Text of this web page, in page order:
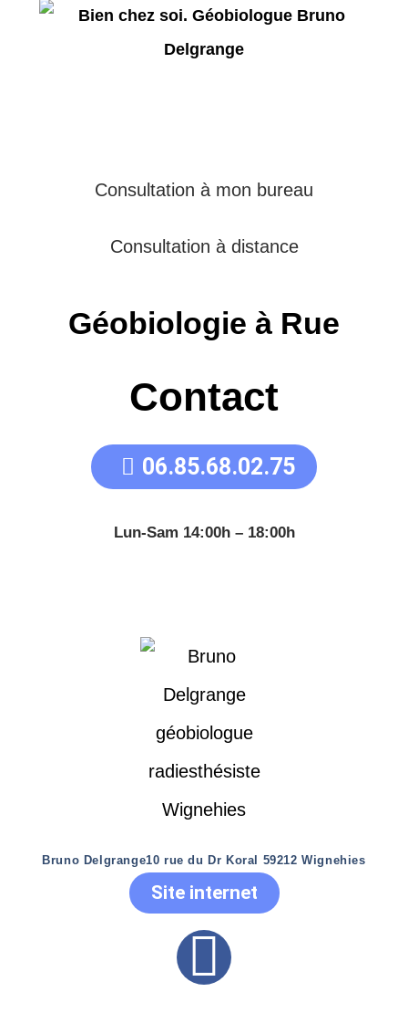
Consultation à mon bureau
Consultation à distance
Géobiologie à Rue
Contact
06.85.68.02.75
Lun-Sam 14:00h – 18:00h
Bruno Delgrange10 rue du Dr Koral 59212 Wignehies
Site internet